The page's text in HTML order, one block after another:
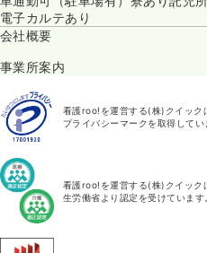
電子カルテあり
会社概要
事業所案内
看護roo!を運営する(株)クイック
プライバシーマークを取得してい
看護roo!を運営する(株)クイック
生労働省より認定を受けています